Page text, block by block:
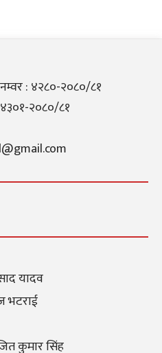
: ४२८०-२०८०/८१
२०८०/८१
यादव
भटराई
कुमार सिंह